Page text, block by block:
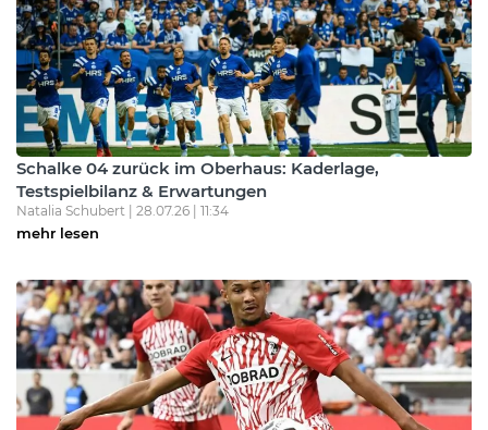
Schalke 04 zurück im Oberhaus: Kaderlage,
Testspielbilanz & Erwartungen
Natalia Schubert | 28.07.26 | 11:34
mehr lesen